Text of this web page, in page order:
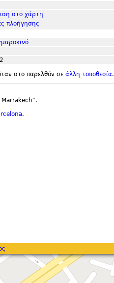
στο χάρτη
πλοήγησης
στο παρελθόν σε άλλη τοποθεσία.
Marrakech".
.